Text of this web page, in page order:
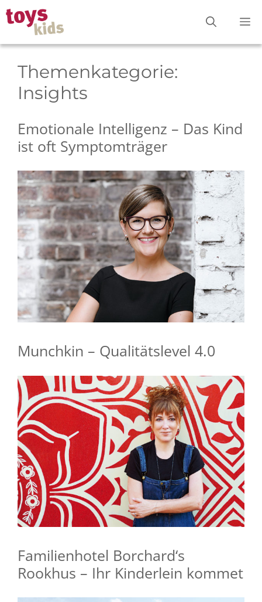
Zum
Inhalt
springen
Themenkategorie:
Insights
Emotionale Intelligenz – Das Kind
ist oft Symptomträger
Munchkin – Qualitätslevel 4.0
Familienhotel Borchard‘s
Rookhus – Ihr Kinderlein kommet